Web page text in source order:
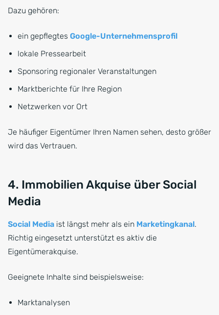
Dazu gehören:
ein gepflegtes Google-Unternehmensprofil
lokale Pressearbeit
Sponsoring regionaler Veranstaltungen
Marktberichte für Ihre Region
Netzwerken vor Ort
Je häufiger Eigentümer Ihren Namen sehen, desto größer
wird das Vertrauen.
4. Immobilien Akquise über Social
Media
Social Media ist längst mehr als ein Marketingkanal.
Richtig eingesetzt unterstützt es aktiv die
Eigentümerakquise.
Geeignete Inhalte sind beispielsweise:
Marktanalysen